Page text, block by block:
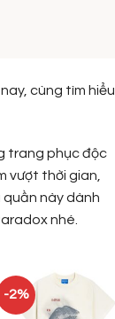
cùng tìm hiểu
trang phục độc
vượt thời gian,
quần này dành
nhé.
-2%